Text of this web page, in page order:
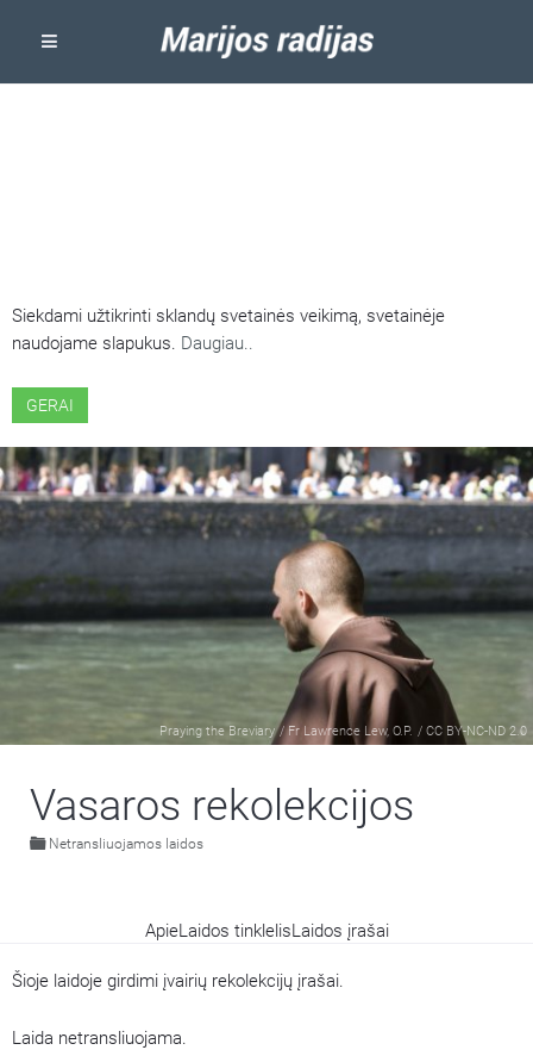
Siekdami užtikrinti sklandų svetainės veikimą, svetainėje
naudojame slapukus. Daugiau..
GERAI
Praying the Breviary /Fr Lawrence Lew, O.P. / CC BY-NC-ND 2.0
Vasaros rekolekcijos
Netransliuojamos laidos
ApieLaidos tinklelisLaidos įrašai
Šioje laidoje girdimi įvairių rekolekcijų įrašai.
Laida netransliuojama.